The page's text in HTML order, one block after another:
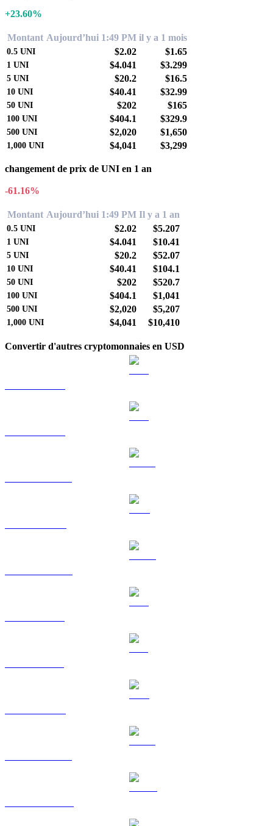
+23.60%
Montant Aujourd’hui 1:49 PM il y a 1 mois
0.5 UNI $2.02 $1.65
1 UNI $4.041 $3.299
5 UNI $20.2 $16.5
10 UNI $40.41 $32.99
50 UNI $202 $165
100 UNI $404.1 $329.9
500 UNI $2,020 $1,650
1,000 UNI $4,041 $3,299
changement de prix de UNI en 1 an
-61.16%
Montant Aujourd’hui 1:49 PM Il y a 1 an
0.5 UNI $2.02 $5.207
1 UNI $4.041 $10.41
5 UNI $20.2 $52.07
10 UNI $40.41 $104.1
50 UNI $202 $520.7
100 UNI $404.1 $1,041
500 UNI $2,020 $5,207
1,000 UNI $4,041 $10,410
Convertir d'autres cryptomonnaies en USD